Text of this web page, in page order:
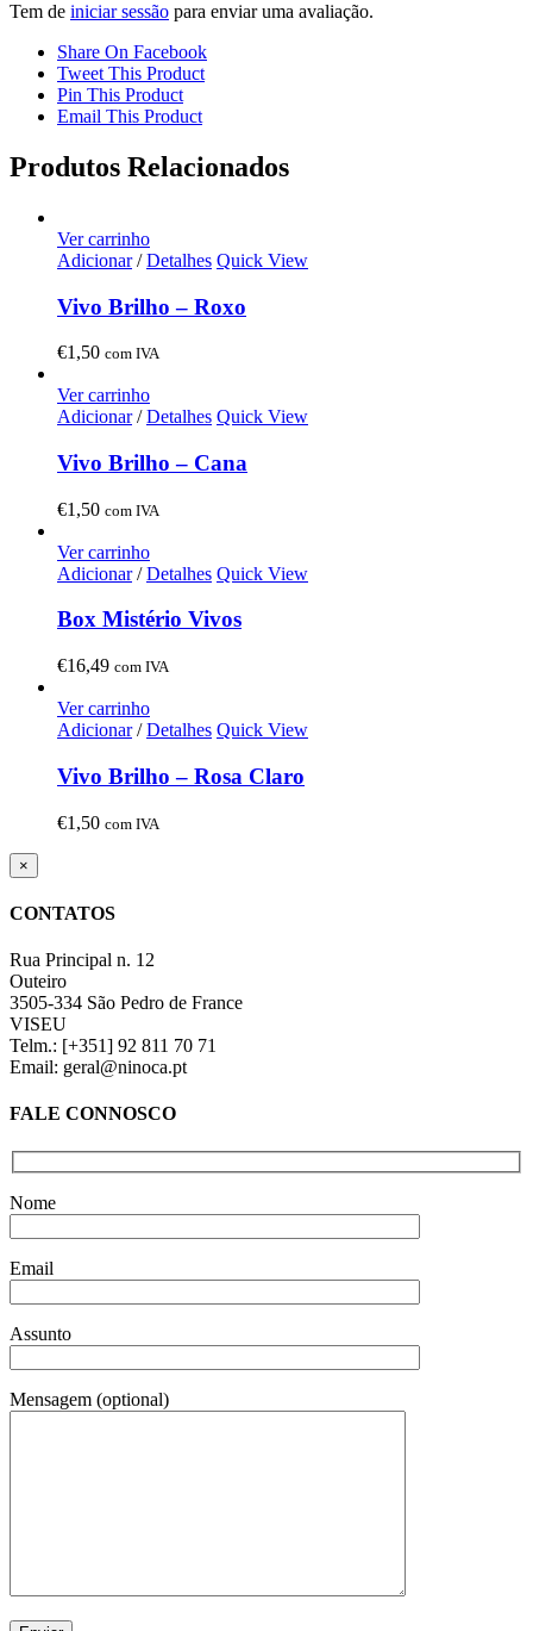
Tem de iniciar sessão para enviar uma avaliação.
Share On Facebook
Tweet This Product
Pin This Product
Email This Product
Produtos Relacionados
Ver carrinho
Adicionar/ Detalhes Quick View
Vivo Brilho – Roxo
€1,50 com IVA
Ver carrinho
Adicionar/ Detalhes Quick View
Vivo Brilho – Cana
€1,50 com IVA
Ver carrinho
Adicionar/ Detalhes Quick View
Box Mistério Vivos
€16,49 com IVA
Ver carrinho
Adicionar/ Detalhes Quick View
Vivo Brilho – Rosa Claro
€1,50 com IVA
Close
product
view
×
CONTATOS
Rua Principal n. 12
Outeiro
3505-334 São Pedro de France
VISEU
Telm.: [+351] 92 811 70 71
Email: geral@ninoca.pt
FALE CONNOSCO
Nome
Email
Assunto
Mensagem (optional)